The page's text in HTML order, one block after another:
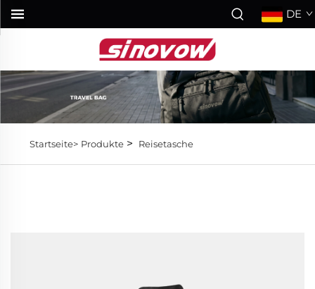
DE
Startseite> Produkte> Reisetasche